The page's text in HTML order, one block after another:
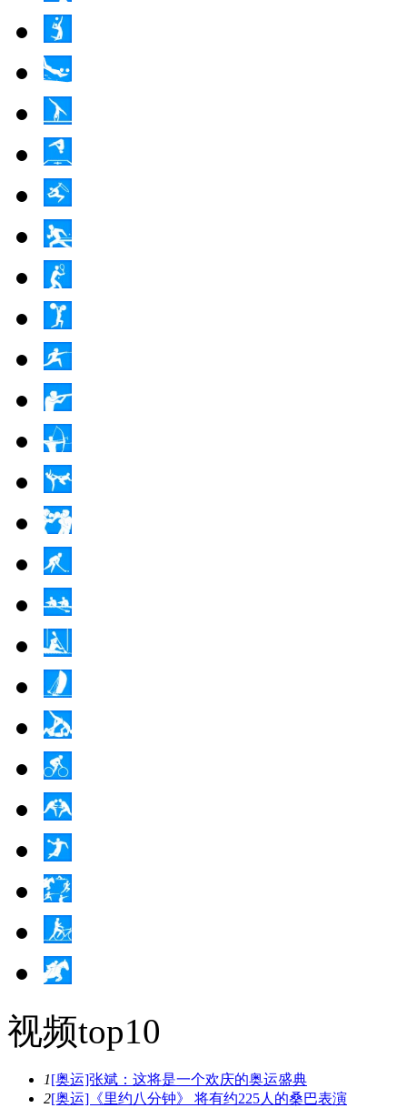
视频top10
1[奥运]张斌：这将是一个欢庆的奥运盛典
2[奥运]《里约八分钟》 将有约225人的桑巴表演